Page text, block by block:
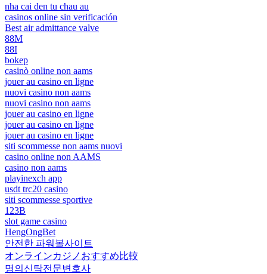
nha cai den tu chau au
casinos online sin verificación
Best air admittance valve
88M
88I
bokep
casinò online non aams
jouer au casino en ligne
nuovi casino non aams
nuovi casino non aams
jouer au casino en ligne
jouer au casino en ligne
jouer au casino en ligne
siti scommesse non aams nuovi
casino online non AAMS
casino non aams
playinexch app
usdt trc20 casino
siti scommesse sportive
123B
slot game casino
HengOngBet
안전한 파워볼사이트
オンラインカジノおすすめ比較
명의신탁전문변호사